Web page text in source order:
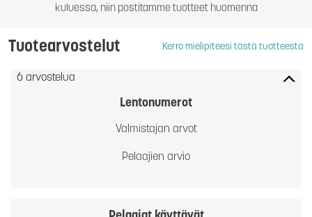
kuluessa, niin postitamme tuotteet huomenna
Tuotearvostelut Kerro mielipiteesi tästä tuotteesta
6 arvostelua
Lentonumerot
Valmistajan arvot
Pelaajien arvio